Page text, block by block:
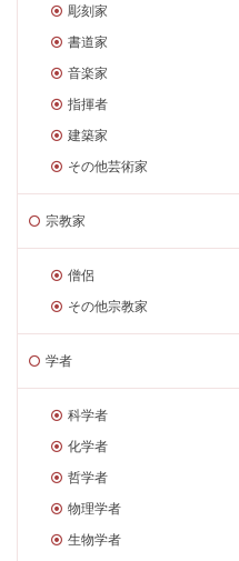
彫刻家
書道家
音楽家
指揮者
建築家
その他芸術家
宗教家
僧侶
その他宗教家
学者
科学者
化学者
哲学者
物理学者
生物学者